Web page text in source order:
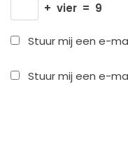
+ vier = 9
Stuur mij een e-
Stuur mij een e-